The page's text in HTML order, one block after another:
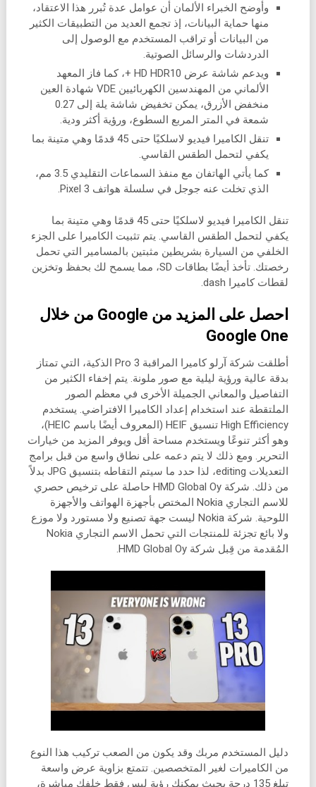
وأوضح الخبراء الألمان أن عوامل عدة تُبرر هذا الاعتقاد،
منها حماية البيانات، إذ تجمع العديد من التطبيقات الكثير
من البيانات أو تراقب المستخدم مع الوصول إلى
الدردشات والرسائل الصوتية.
ويدعم شاشة عرض HD HDR10 +، كما فاز المعهد
الألماني من المهندسين الكهربائيين VDE شهادة العين
منخفض الأزرق، يمكن تخفيض شاشة يلة إلى 0.27
شمعة في المتر المربع السطوع، ورؤية أكثر ودية.
تنقل الكاميرا فيديو لاسلكيًا حتى 45 قدمًا وهي متينة بما
يكفي لتحمل الطقس القاسي.
كما يأتي الهاتفان مع منفذ السماعات التقليدي 3.5 مم،
الذي تخلت عنه جوجل في سلسلة هواتف Pixel 3.
تنقل الكاميرا فيديو لاسلكيًا حتى 45 قدمًا وهي متينة بما
يكفي لتحمل الطقس القاسي. يتم تثبيت الكاميرا على الجزء
الخلفي من السيارة بشريطين مثبتين بالمسامير التي تحمل
رخصتك. تأخذ أيضًا بطاقات SD، مما يسمح لك بحفظ وتخزين
لقطات كاميرا dash.
احصل على المزيد من Google من خلال
Google One
أطلقت شركة آرلو كاميرا المراقبة Pro 3 الذكية، التي تمتاز
بدقة عالية ورؤية ليلية مع صور ملونة. يتم إخفاء الكثير من
التفاصيل والمعاني الجميلة الأخرى في معظم الصور
الملتقطة عند استخدام إعداد الكاميرا الافتراضي. يستخدم
High Efficiency تنسيق HEIF (المعروف أيضًا باسم HEIC)،
وهو أكثر تنوعًا ويستخدم مساحة أقل ويوفر المزيد من خيارات
التحرير. ومع ذلك لا يتم دعمه على نطاق واسع من قبل برامج
التعديلات editing، لذا حدد ما سيتم التقاطه بتنسيق JPG بدلاً
من ذلك. شركة HMD Global Oy حاصلة على ترخيص حصري
للاسم التجاري Nokia المختص بأجهزة الهواتف والأجهزة
اللوحية. شركة Nokia ليست جهة تصنيع ولا مستورد ولا موزع
ولا بائع تجزئة للمنتجات التي تحمل الاسم التجاري Nokia
المُقدمة من قِبل شركة HMD Global Oy.
دليل المستخدم مربك وقد يكون من الصعب تركيب هذا النوع
من الكاميرات لغير المتخصصين. تتمتع بزاوية عرض واسعة
تبلغ 135 درجة بحيث يمكنك رؤية ليس فقط خلفك مباشرة،